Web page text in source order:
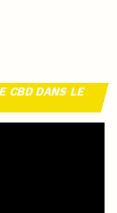
CBD DANS LE